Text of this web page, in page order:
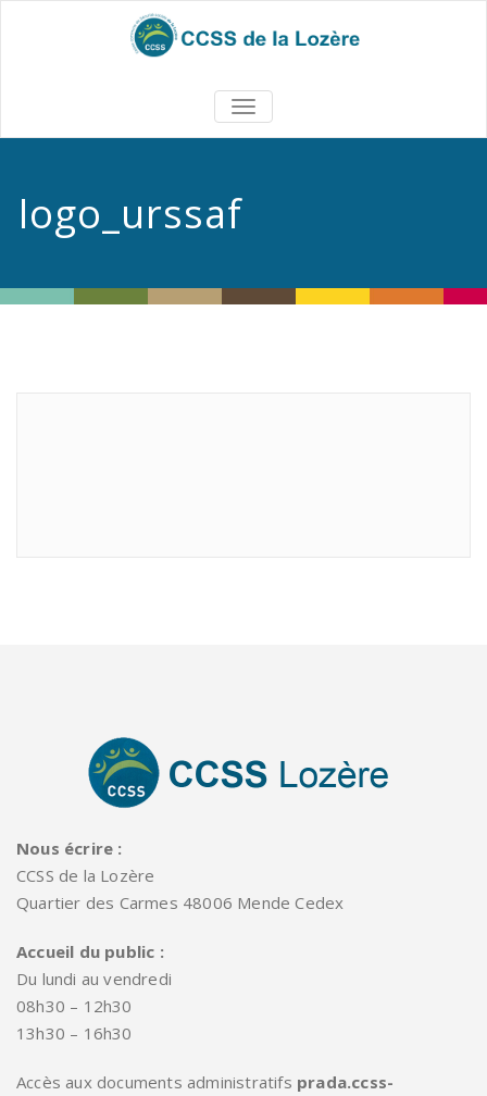
TOGGLE
NAVIGATION
logo_urssaf
Nous écrire :
CCSS de la Lozère
Quartier des Carmes 48006 Mende Cedex
Accueil du public :
Du lundi au vendredi
08h30 – 12h30
13h30 – 16h30
Accès aux documents administratifs prada.ccss-